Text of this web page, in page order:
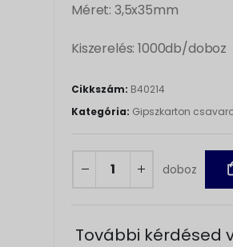
Méret: 3,5x35mm
Kiszerelés: 1000db/doboz
Cikkszám: B40214
Kategória: Gipszkarton
doboz
További kérdésed